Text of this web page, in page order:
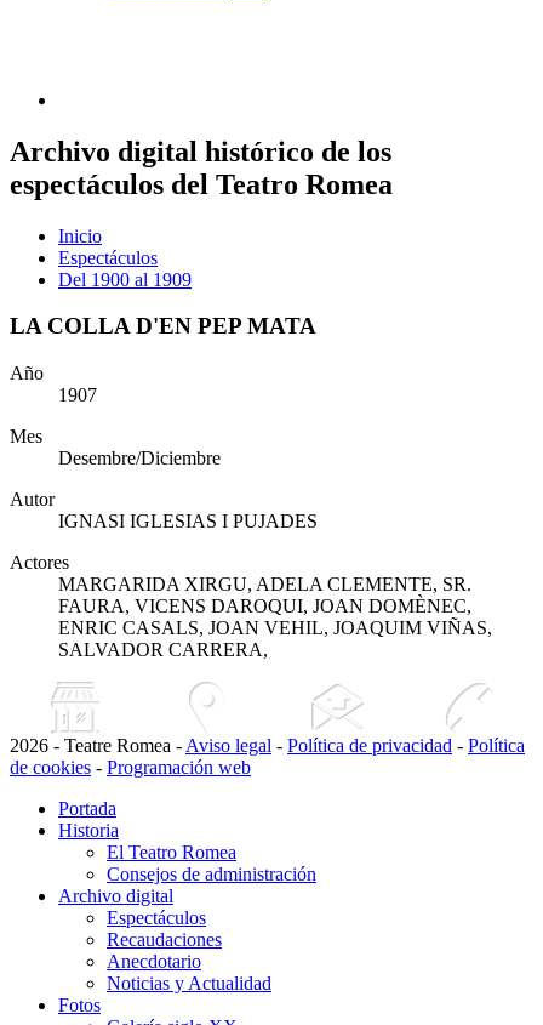
Archivo digital histórico de los
espectáculos del Teatro Romea
Inicio
Espectáculos
Del 1900 al 1909
LA COLLA D'EN PEP MATA
Año
1907
Mes
Desembre/Diciembre
Autor
IGNASI IGLESIAS I PUJADES
Actores
MARGARIDA XIRGU, ADELA CLEMENTE, SR.
FAURA, VICENS DAROQUI, JOAN DOMÈNEC,
ENRIC CASALS, JOAN VEHIL, JOAQUIM VIÑAS,
SALVADOR CARRERA,
2026 - Teatre Romea - Aviso legal - Política de privacidad - Política
de cookies - Programación web
Portada
Historia
El Teatro Romea
Consejos de administración
Archivo digital
Espectáculos
Recaudaciones
Anecdotario
Noticias y Actualidad
Fotos